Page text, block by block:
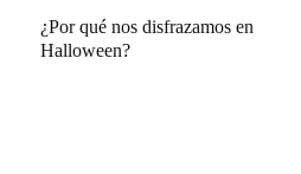
¿Por qué nos disfrazamos en
Halloween?